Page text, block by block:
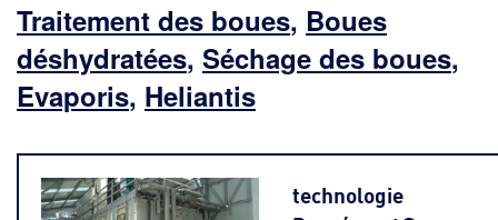
Traitement des boues, Boues
déshydratées, Séchage des boues,
Evaporis, Heliantis
technologie